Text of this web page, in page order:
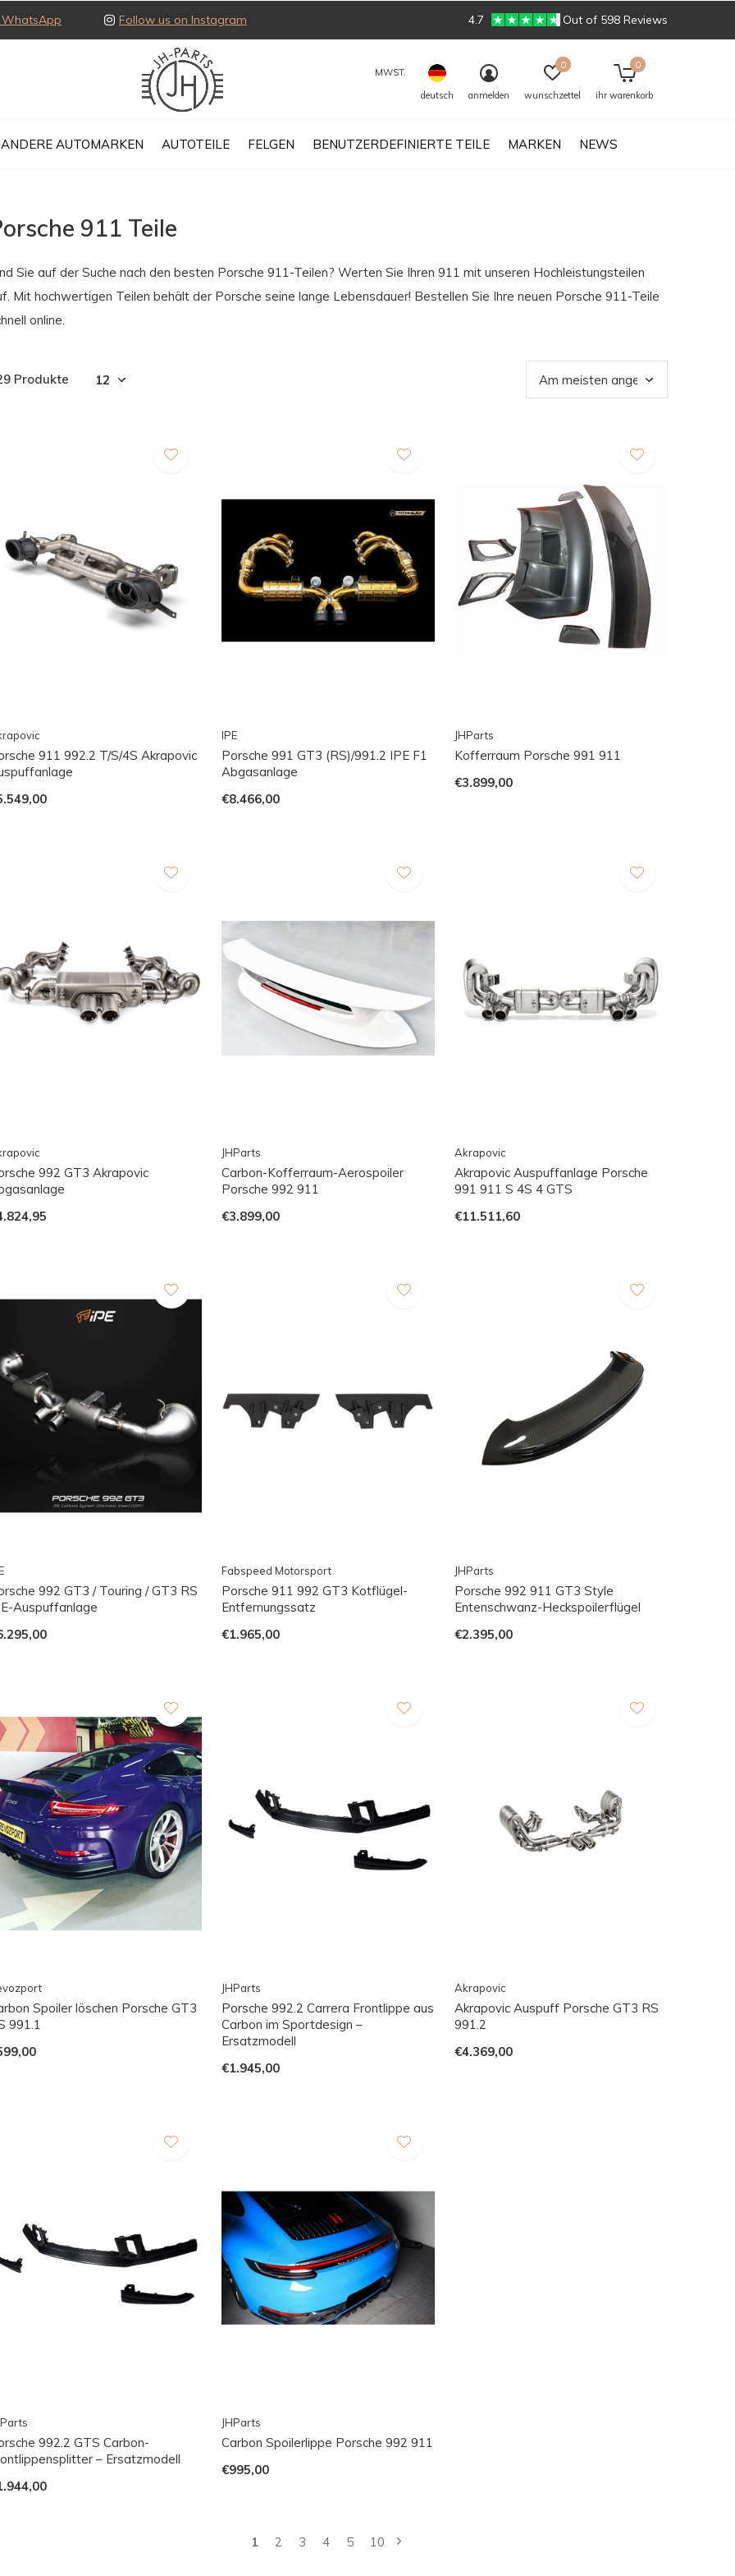
ANDERE AUTOMARKEN AUTOTEILE FELGEN BENUTZERDEFINIERTE TEILE MARKEN NEWS
MWST.
deutsch
anmelden wunschzettel
0
ihr warenkorb
0
Follow us on Instagram 4.7 Out of 598 Reviews
911 Teile
Sie auf der Suche nach den besten Porsche 911-Teilen? Werten Sie Ihren 911 mit unseren Hochleistungsteilen
Mit hochwertigen Teilen behält der Porsche seine lange Lebensdauer! Bestellen Sie Ihre neuen Porsche 911-Teile
online.
Produkte
911 992.2 T/S/4S Akrapovic
IPE
Porsche 991 GT3 (RS)/991.2 IPE F1
Abgasanlage
€8.466,00
JHParts
Kofferraum Porsche 991 911
€3.899,00
992 GT3 Akrapovic
JHParts
Carbon-Kofferraum-Aerospoiler
Porsche 992 911
€3.899,00
Akrapovic
Akrapovic Auspuffanlage Porsche
991 911 S 4S 4 GTS
€11.511,60
992 GT3 / Touring / GT3 RS
Auspuffanlage
Fabspeed Motorsport
Porsche 911 992 GT3 Kotflügel-
Entfernungssatz
€1.965,00
JHParts
Porsche 992 911 GT3 Style
Entenschwanz-Heckspoilerflügel
€2.395,00
Spoiler löschen Porsche GT3
991.1
JHParts
Porsche 992.2 Carrera Frontlippe aus
Carbon im Sportdesign –
Ersatzmodell
€1.945,00
Akrapovic
Akrapovic Auspuff Porsche GT3 RS
991.2
€4.369,00
992.2 GTS Carbon-
– Ersatzmodell
JHParts
Carbon Spoilerlippe Porsche 992 911
€995,00
1 2 3 4 5 10